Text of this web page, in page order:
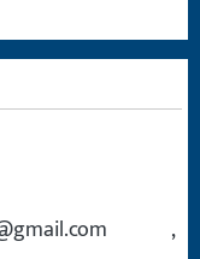
,